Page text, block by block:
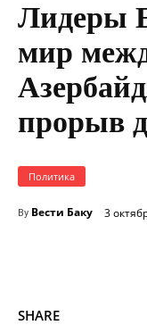
Лидеры
мир
прорыв
Политика
By Вести Баку 3
SHARE